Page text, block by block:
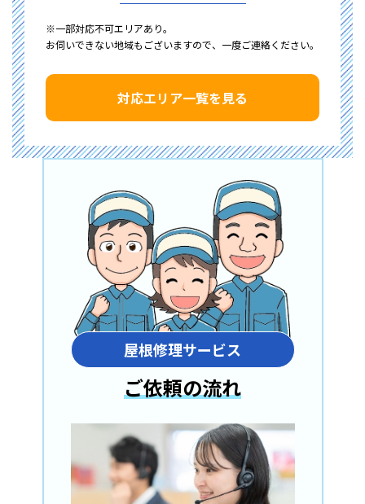
※一部対応不可エリアあり。
お伺いできない地域もございますので、一度ご連絡ください。
対応エリア一覧を見る
屋根修理サービス
ご依頼の流れ